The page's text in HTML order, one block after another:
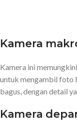
Kamera
Kamera ini
untuk mengambil foto
bagus, dengan detail
Kamera